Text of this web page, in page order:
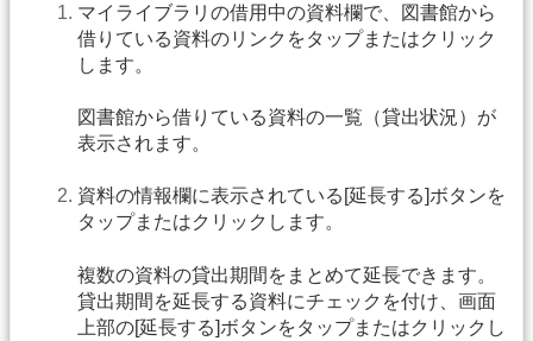
マイライブラリの借用中の資料欄で、図書館から
借りている資料のリンクをタップまたはクリック
します。
図書館から借りている資料の一覧（貸出状況）が
表示されます。
資料の情報欄に表示されている[延長する]ボタンを
タップまたはクリックします。
複数の資料の貸出期間をまとめて延長できます。
貸出期間を延長する資料にチェックを付け、画面
上部の[延長する]ボタンをタップまたはクリックし